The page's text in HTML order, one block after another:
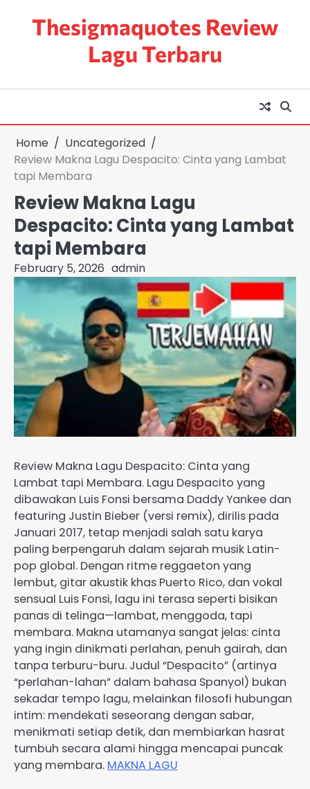
content
Thesigmaquotes Review
Lagu Terbaru
Home
Uncategorized
Review Makna Lagu Despacito: Cinta yang Lambat
tapi Membara
Review Makna Lagu
Despacito: Cinta yang Lambat
tapi Membara
February 5, 2026 admin
Review Makna Lagu Despacito: Cinta yang
Lambat tapi Membara. Lagu Despacito yang
dibawakan Luis Fonsi bersama Daddy Yankee dan
featuring Justin Bieber (versi remix), dirilis pada
Januari 2017, tetap menjadi salah satu karya
paling berpengaruh dalam sejarah musik Latin-
pop global. Dengan ritme reggaeton yang
lembut, gitar akustik khas Puerto Rico, dan vokal
sensual Luis Fonsi, lagu ini terasa seperti bisikan
panas di telinga—lambat, menggoda, tapi
membara. Makna utamanya sangat jelas: cinta
yang ingin dinikmati perlahan, penuh gairah, dan
tanpa terburu-buru. Judul “Despacito” (artinya
“perlahan-lahan” dalam bahasa Spanyol) bukan
sekadar tempo lagu, melainkan filosofi hubungan
intim: mendekati seseorang dengan sabar,
menikmati setiap detik, dan membiarkan hasrat
tumbuh secara alami hingga mencapai puncak
yang membara. MAKNA LAGU